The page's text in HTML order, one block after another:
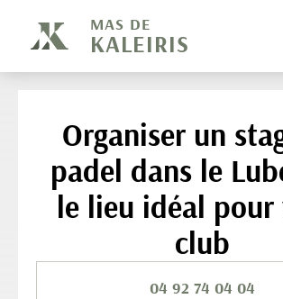
MAS DE
KALEIRIS
Organiser un
padel dans le
le lieu idéal pour
club
04 92 74 04 04